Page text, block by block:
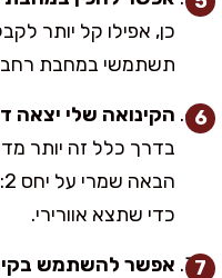
כן, אפילו קל יותר
תשתמשי במחבת רחבה
הקינואה שלי יצאה
בדרך כלל זה יותר
כדי שתצא אוורירי.
אפשר להשתמש